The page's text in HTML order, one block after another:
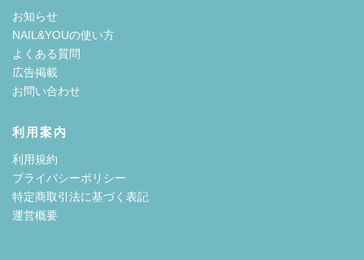
お知らせ
NAIL&YOUの使い方
よくある質問
広告掲載
お問い合わせ
利用案内
利用規約
プライバシーポリシー
特定商取引法に基づく表記
運営概要